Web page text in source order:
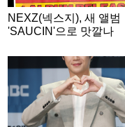
NEXZ(넥스지), 새 앨범
'SAUCIN'으로 맛깔나
대 향하는 '매운맛'!